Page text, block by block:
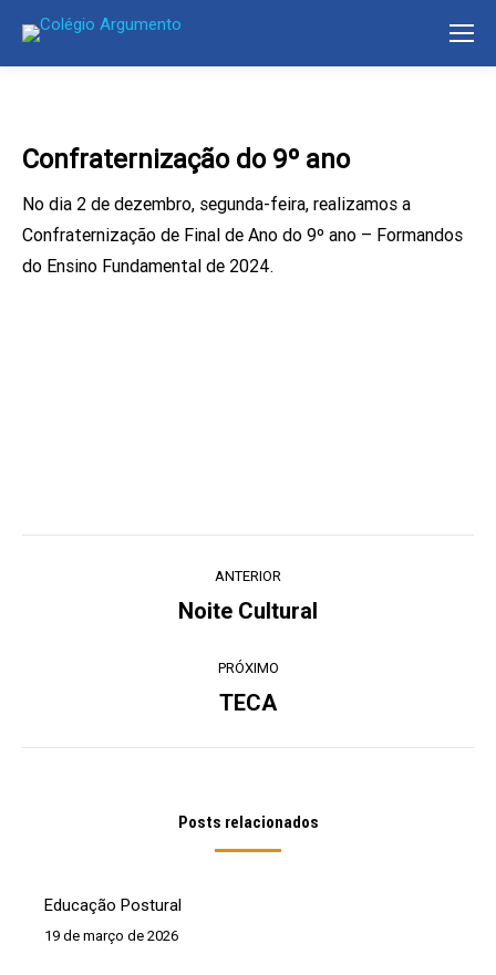
Confraternização do 9º ano
No dia 2 de dezembro, segunda-feira, realizamos a
Confraternização de Final de Ano do 9º ano – Formandos
do Ensino Fundamental de 2024.
ANTERIOR
Post
Noite Cultural
PRÓXIMO
Próximo
TECA
Posts relacionados
Educação Postural
19 de março de 2026